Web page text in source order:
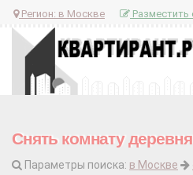
Регион: в Москве Разместить
Снять комнату
Параметры поиска: в Москве